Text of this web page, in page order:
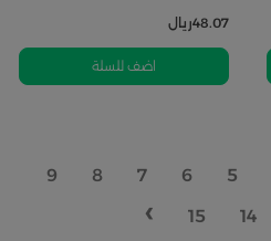
48.07ريال
اضف للسلة
5
6
7
8
9
14
15
›